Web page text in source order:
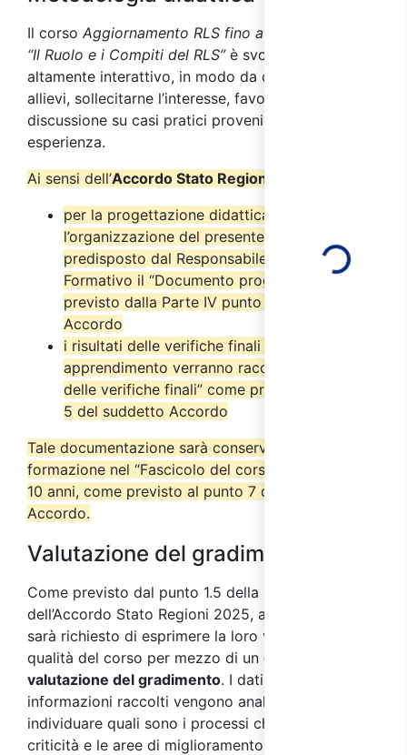
Il corso Aggiornamento RLS fino a 50 dipendenti
“Il Ruolo e i Compiti del RLS”è svolto con metodo
altamente interattivo, in modo da coinvolgere gli
allievi, sollecitarne l’interesse, favorire la
discussione su casi pratici provenienti dalla loro
esperienza.
Ai sensi dell’Accordo Stato Regioni del 17/4/2025
per la progettazione didattica e
l’organizzazione del presente corso è stato
predisposto dal Responsabile del Progetto
Formativo il “Documento progettuale” come
previsto dalla Parte IV punto 2.6 del suddetto
Accordo
i risultati delle verifiche finali di
apprendimento verranno raccolti nel “Verbale
delle verifiche finali” come previsto dal punto
5 del suddetto Accordo
Tale documentazione sarà conservata dall’ente di
formazione nel “Fascicolo del corso” per almeno
10 anni, come previsto al punto 7 del suddetto
Accordo.
Valutazione del gradimento
Come previsto dal punto 1.5 della parte IV
dell’Accordo Stato Regioni 2025, ai partecipanti
sarà richiesto di esprimere la loro valutazione sulla
qualità del corso per mezzo di un questionario di
valutazione del gradimento. I dati e le
informazioni raccolti vengono analizzati al fine di
individuare quali sono i processi che presentano
criticità e le aree di miglioramento su cui
Loading...